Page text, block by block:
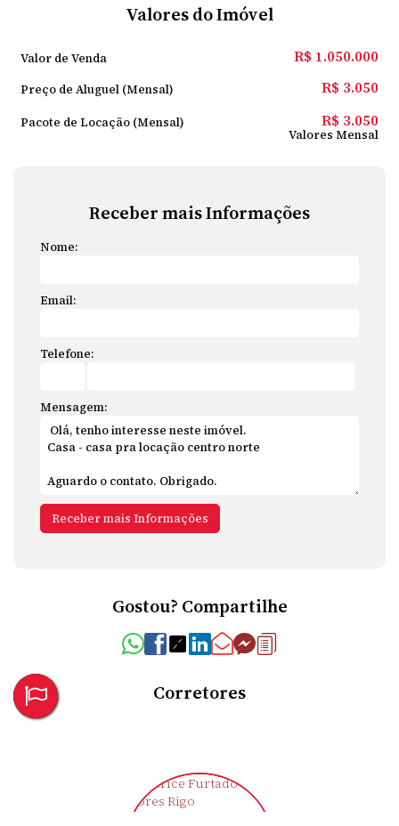
Valores do Imóvel
R$ 1.050.000
Valor de Venda
R$ 3.050
Preço de Aluguel (Mensal)
Valores Mensal
R$ 3.050
Pacote de Locação (Mensal)
Receber mais Informações
Nome:
Email:
Telefone:
Mensagem:
Gostou? Compartilhe
Corretores